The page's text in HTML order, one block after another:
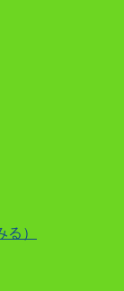
）